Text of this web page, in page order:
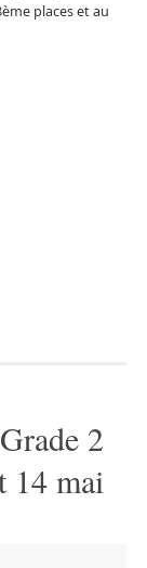
places et au
2
14 mai